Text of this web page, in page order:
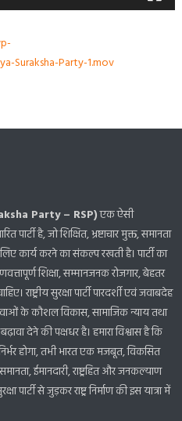
Suraksha-Party-1.mov
Party – RSP)एक ऐसी
पार्टी है, जो शिक्षित, भ्रष्टाचार मुक्त, समानता
कार्य करने का संकल्प रखती है। पार्टी का
शिक्षा, सम्मानजनक रोजगार, बेहतर
राष्ट्रीय सुरक्षा पार्टी पारदर्शी एवं जवाबदेह
युवाओं के कौशल विकास, सामाजिक न्याय तथा
देने की पक्षधर है। हमारा विश्वास है कि
होगा, तभी भारत एक मजबूत, विकसित
ईमानदारी, राष्ट्रहित और जनकल्याण
पार्टी से जुड़कर राष्ट्र निर्माण की इस यात्रा में